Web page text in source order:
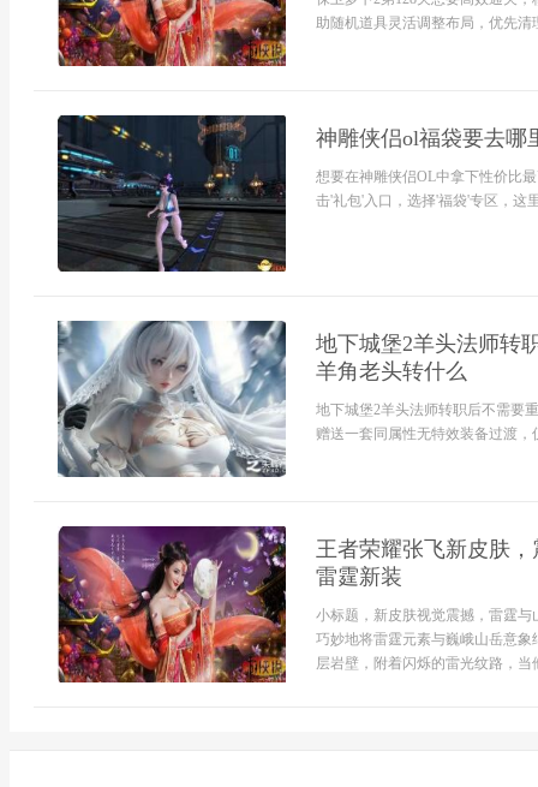
助随机道具灵活调整布局，优先
神雕侠侣ol福袋要去哪
想要在神雕侠侣OL中拿下性价比
击'礼包'入口，选择'福袋'专区，这
地下城堡2羊头法师转
羊角老头转什么
地下城堡2羊头法师转职后不需要
赠送一套同属性无特效装备过渡
王者荣耀张飞新皮肤
雷霆新装
小标题，新皮肤视觉震撼，雷霆
巧妙地将雷霆元素与巍峨山岳意
层岩壁，附着闪烁的雷光纹路，